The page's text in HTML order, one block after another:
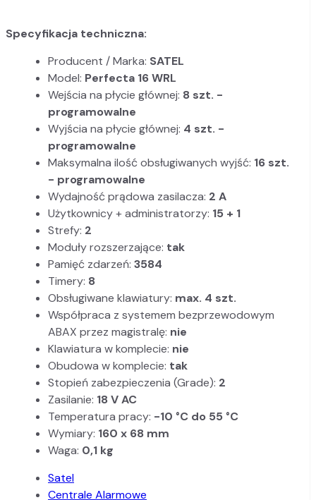
Specyfikacja techniczna:
Producent / Marka: SATEL
Model: Perfecta 16 WRL
Wejścia na płycie głównej: 8 szt. -
programowalne
Wyjścia na płycie głównej: 4 szt. -
programowalne
Maksymalna ilość obsługiwanych wyjść: 16 szt.
- programowalne
Wydajność prądowa zasilacza: 2 A
Użytkownicy + administratorzy: 15 + 1
Strefy: 2
Moduły rozszerzające: tak
Pamięć zdarzeń: 3584
Timery: 8
Obsługiwane klawiatury: max. 4 szt.
Współpraca z systemem bezprzewodowym
ABAX przez magistralę: nie
Klawiatura w komplecie: nie
Obudowa w komplecie: tak
Stopień zabezpieczenia (Grade): 2
Zasilanie: 18 V AC
Temperatura pracy: -10 °C do 55 °C
Wymiary: 160 x 68 mm
Waga: 0,1 kg
Satel
Centrale Alarmowe